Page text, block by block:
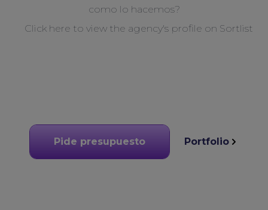
como lo hacemos?
Pide presupuesto Portfolio